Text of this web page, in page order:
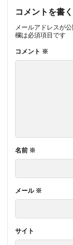
コメントを書く
メールアドレスが
欄は必須項目です
コメント ※
名前 ※
メール ※
サイト